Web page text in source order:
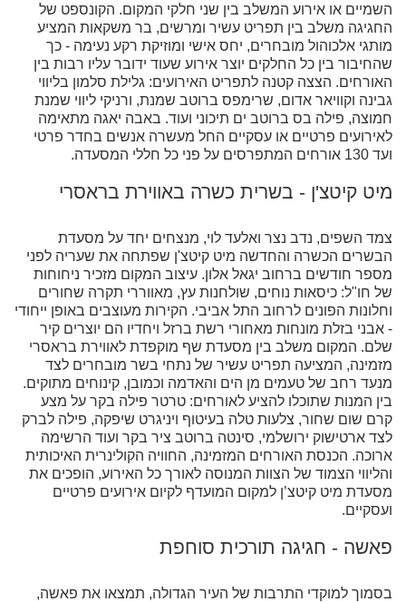
השמיים או אירוע המשלב בין שני חלקי המקום. הקונספט של
החגיגה משלב בין תפריט עשיר ומרשים, בר משקאות המציע
מותגי אלכוהול מובחרים, יחס אישי ומוזיקת רקע נעימה - כך
שהחיבור בין כל החלקים יוצר אירוע שעוד ידובר עליו רבות בין
האורחים. הצצה קטנה לתפריט האירועים: גלילת סלמון בליווי
גבינה וקוויאר אדום, שרימפס ברוטב שמנת, ורניקי ליווי שמנת
חמוצה, פילה בס ברוטב ים תיכוני ועוד. באבה יאגה מתאימה
לאירועים פרטיים או עסקיים החל מעשרה אנשים בחדר פרטי
ועד 130 אורחים המתפרסים על פני כל חללי המסעדה.
מיט קיטצ'ן - בשרית כשרה באווירת בראסרי
צמד השפים, נדב נצר ואלעד לוי, מנצחים יחד על מסעדת
הבשרים הכשרה והחדשה מיט קיטצ'ן שפתחה את שעריה לפני
מספר חודשים ברחוב יגאל אלון. עיצוב המקום מזכיר ניחוחות
של חו"ל: כיסאות נוחים, שולחנות עץ, מאווררי תקרה שחורים
וחלונות הפונים לרחוב התל אביבי. הקירות מעוצבים באופן ייחודי
- אבני בזלת מונחות מאחורי רשת ברזל ויחדיו הם יוצרים קיר
שלם. המקום משלב בין מסעדת שף מוקפדת לאווירת בראסרי
מזמינה, המציעה תפריט עשיר של נתחי בשר מובחרים לצד
מנעד רחב של טעמים מן הים והאדמה וכמובן, קינוחים מתוקים.
בין המנות שתוכלו להציע לאורחים: טרטר פילה בקר על מצע
קרם שום שחור, צלעות טלה בעיטוף ויניגרט שיפקה, פילה לברק
לצד ארטישוק ירושלמי, סינטה ברוטב ציר בקר ועוד הרשימה
ארוכה. הכנסת האורחים המזמינה, החוויה הקולינרית האיכותית
והליווי הצמוד של הצוות המנוסה לאורך כל האירוע, הופכים את
מסעדת מיט קיטצ’ן למקום המועדף לקיום אירועים פרטיים
ועסקיים.
פאשה - חגיגה תורכית סוחפת
בסמוך למוקדי התרבות של העיר הגדולה, תמצאו את פאשה,